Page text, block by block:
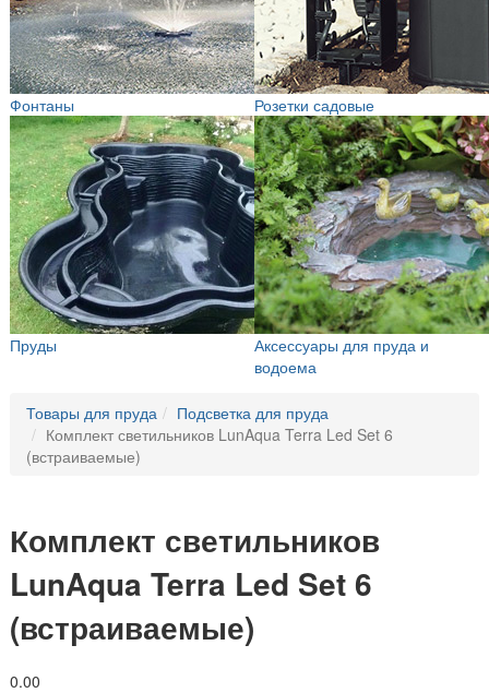
Фонтаны Розетки садовые
Пруды
Аксессуары для пруда и
водоема
Товары для пруда
Подсветка для пруда
Комплект светильников LunAqua Terra Led Set 6
(встраиваемые)
Комплект светильников
LunAqua Terra Led Set 6
(встраиваемые)
0.00